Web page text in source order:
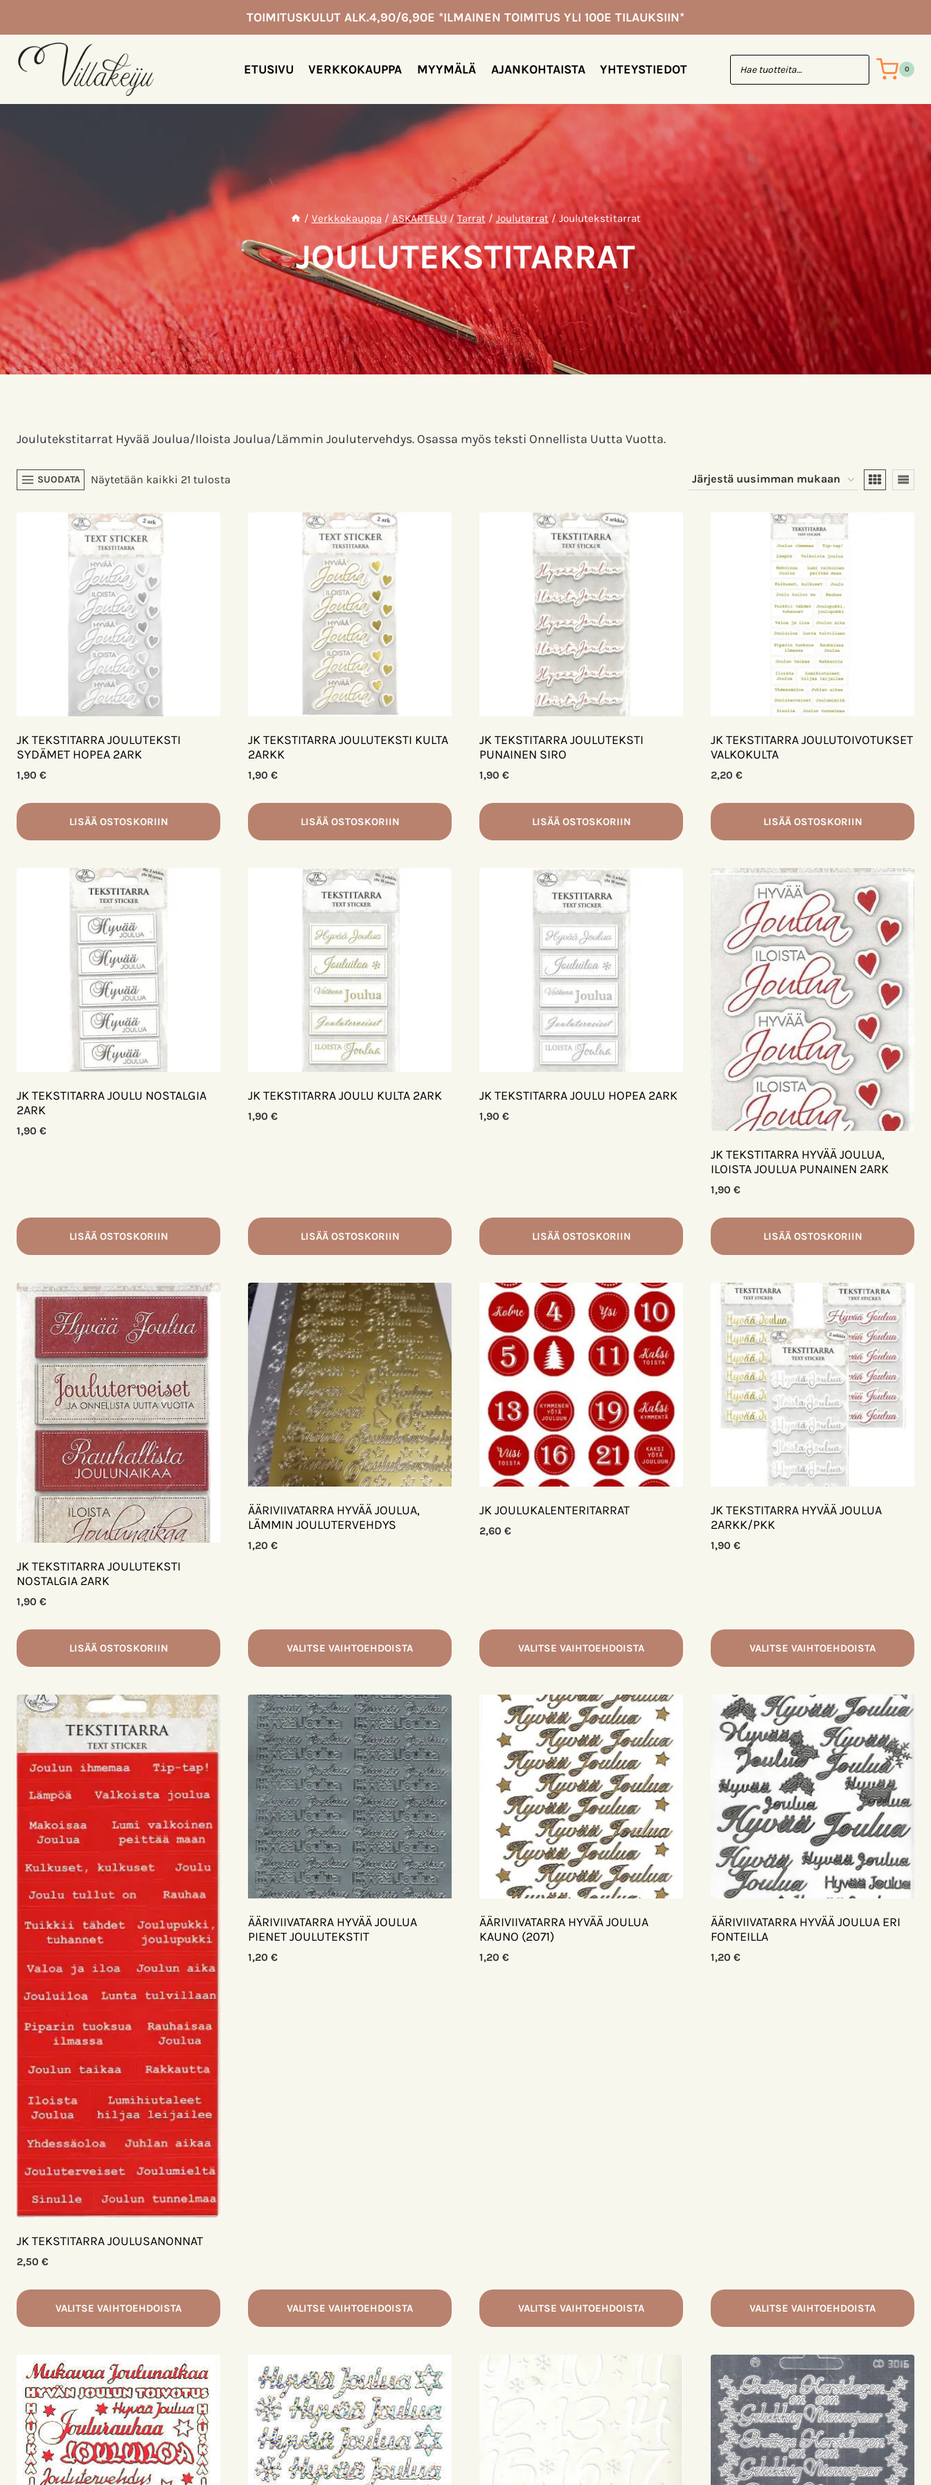
TOIMITUSKULUT ALK.4,90/6,90E *ILMAINEN TOIMITUS YLI 100E TILAUKSIIN*
ETUSIVU VERKKOKAUPPA MYYMÄLÄ AJANKOHTAISTA YHTEYSTIEDOT 0
/ Verkkokauppa / ASKARTELU / Tarrat / Joulutarrat / Joulutekstitarrat
JOULUTEKSTITARRAT
Joulutekstitarrat Hyvää Joulua/Iloista Joulua/Lämmin Joulutervehdys. Osassa myös teksti Onnellista Uutta Vuotta.
SUODATA Näytetään kaikki 21 tulosta
JK TEKSTITARRA JOULUTEKSTI
SYDÄMET HOPEA 2ARK
1,90 €
LISÄÄ OSTOSKORIIN
JK TEKSTITARRA JOULUTEKSTI KULTA
2ARKK
1,90 €
LISÄÄ OSTOSKORIIN
JK TEKSTITARRA JOULUTEKSTI
PUNAINEN SIRO
1,90 €
LISÄÄ OSTOSKORIIN
JK TEKSTITARRA JOULUTOIVOTUKSET
VALKOKULTA
2,20 €
LISÄÄ OSTOSKORIIN
JK TEKSTITARRA JOULU NOSTALGIA
2ARK
1,90 €
LISÄÄ OSTOSKORIIN
JK TEKSTITARRA JOULU KULTA 2ARK
1,90 €
LISÄÄ OSTOSKORIIN
JK TEKSTITARRA JOULU HOPEA 2ARK
1,90 €
LISÄÄ OSTOSKORIIN
JK TEKSTITARRA HYVÄÄ JOULUA,
ILOISTA JOULUA PUNAINEN 2ARK
1,90 €
LISÄÄ OSTOSKORIIN
JK TEKSTITARRA JOULUTEKSTI
NOSTALGIA 2ARK
1,90 €
LISÄÄ OSTOSKORIIN
ÄÄRIVIIVATARRA HYVÄÄ JOULUA,
LÄMMIN JOULUTERVEHDYS
1,20 €
VALITSE VAIHTOEHDOISTA
tuotteella
on
useampi
muunnelma.
Voit
tehdä
valinnat
tuotteen
sivulla.
JK JOULUKALENTERITARRAT
2,60 €
VALITSE VAIHTOEHDOISTA
tuotteella
useampi
muunnelma.
tehdä
valinnat
tuotteen
sivulla.
JK TEKSTITARRA HYVÄÄ JOULUA
2ARKK/PKK
1,90 €
VALITSE VAIHTOEHDOISTA
tuotteella
on
useampi
muunnelma.
tehdä
valinnat
tuotteen
sivulla.
JK TEKSTITARRA JOULUSANONNAT
2,50 €
VALITSE VAIHTOEHDOISTA
on
useampi
muunnelma.
Voit
tehdä
valinnat
ÄÄRIVIIVATARRA HYVÄÄ JOULUA
PIENET JOULUTEKSTIT
1,20 €
VALITSE VAIHTOEHDOISTA
on
useampi
muunnelma.
Voit
tehdä
valinnat
ÄÄRIVIIVATARRA HYVÄÄ JOULUA
KAUNO (2071)
1,20 €
VALITSE VAIHTOEHDOISTA
tuotteella
on
useampi
tehdä
valinnat
ÄÄRIVIIVATARRA HYVÄÄ JOULUA ERI
FONTEILLA
1,20 €
VALITSE VAIHTOEHDOISTA
tuotteella
on
useampi
muunnelma.
Voit
tehdä
valinnat